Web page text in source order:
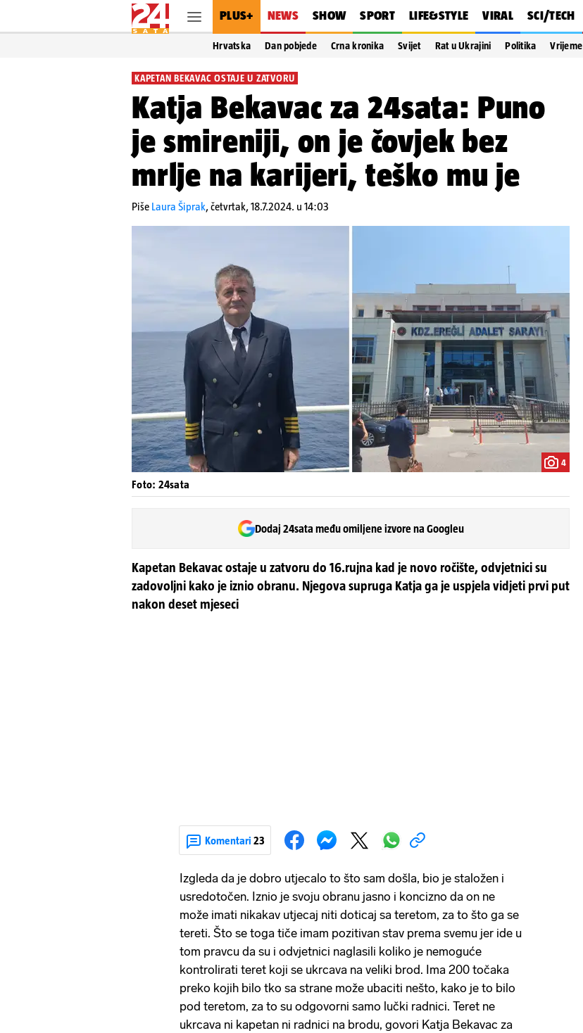
PLUS+ NEWS SHOW SPORT LIFE&STYLE VIRAL SCI/TECH
Hrvatska Dan pobjede Crna kronika Svijet Rat u Ukrajini Politika Vrijeme
KAPETAN BEKAVAC OSTAJE U ZATVORU
Katja Bekavac za 24sata: Puno
je smireniji, on je čovjek bez
mrlje na karijeri, teško mu je
Piše Laura Šiprak,četvrtak, 18.7.2024. u 14:03
4
Foto: 24sata
Dodaj 24sata među omiljene izvore na Googleu
Kapetan Bekavac ostaje u zatvoru do 16.rujna kad je novo ročište, odvjetnici su
zadovoljni kako je iznio obranu. Njegova supruga Katja ga je uspjela vidjeti prvi put
nakon deset mjeseci
Komentari 23
Izgleda da je dobro utjecalo to što sam došla, bio je staložen i
usredotočen. Iznio je svoju obranu jasno i koncizno da on ne
može imati nikakav utjecaj niti doticaj sa teretom, za to što ga se
tereti. Što se toga tiče imam pozitivan stav prema svemu jer ide u
tom pravcu da su i odvjetnici naglasili koliko je nemoguće
kontrolirati teret koji se ukrcava na veliki brod. Ima 200 točaka
preko kojih bilo tko sa strane može ubaciti nešto, kako je to bilo
pod teretom, za to su odgovorni samo lučki radnici. Teret ne
ukrcava ni kapetan ni radnici na brodu, govori Katja Bekavac za